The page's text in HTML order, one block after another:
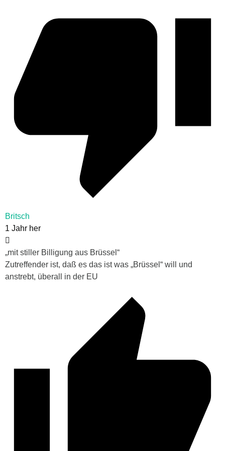
Britsch
1 Jahr her
„mit stiller Billigung aus Brüssel“
Zutreffender ist, daß es das ist was „Brüssel“ will und
anstrebt, überall in der EU